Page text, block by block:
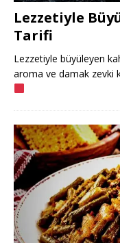
Lezzetiyle
Tarifi
Lezzetiyle büyüleyen
aroma ve damak zevki